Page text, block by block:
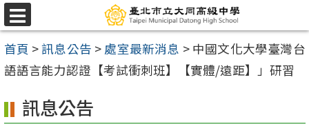
跳
至
主
要
容
選
單
首頁 >訊息公告 > 處室最新消息 > 中國文化大學臺灣台
語語言能力認證【考試衝刺班】【實體/遠距】」研習
訊息公告